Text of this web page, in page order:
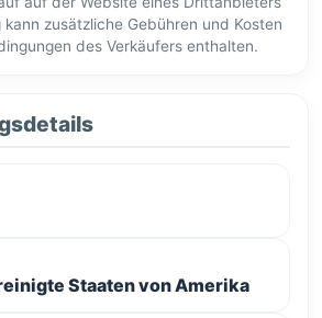
zusätzliche Gebühren und Kosten
des Verkäufers enthalten.
Staaten von Amerika